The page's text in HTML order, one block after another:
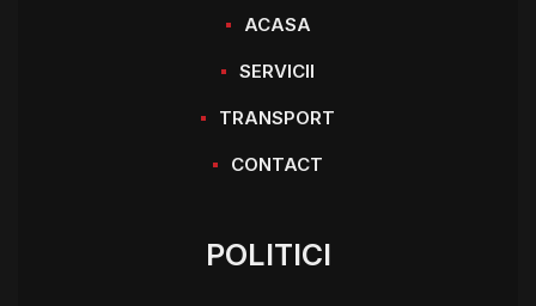
ACASA
SERVICII
TRANSPORT
CONTACT
POLITICI